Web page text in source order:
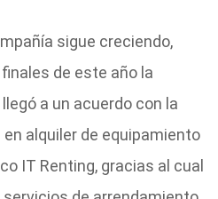
sigue creciendo,
de este año la
a un acuerdo con la
alquiler de equipamiento
IT Renting, gracias al cual